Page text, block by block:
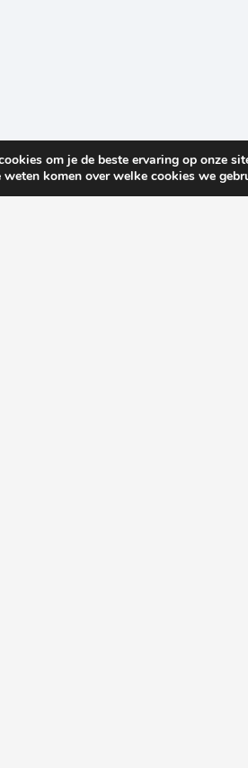
om je de beste ervaring op onze
weten komen over welke cookies we